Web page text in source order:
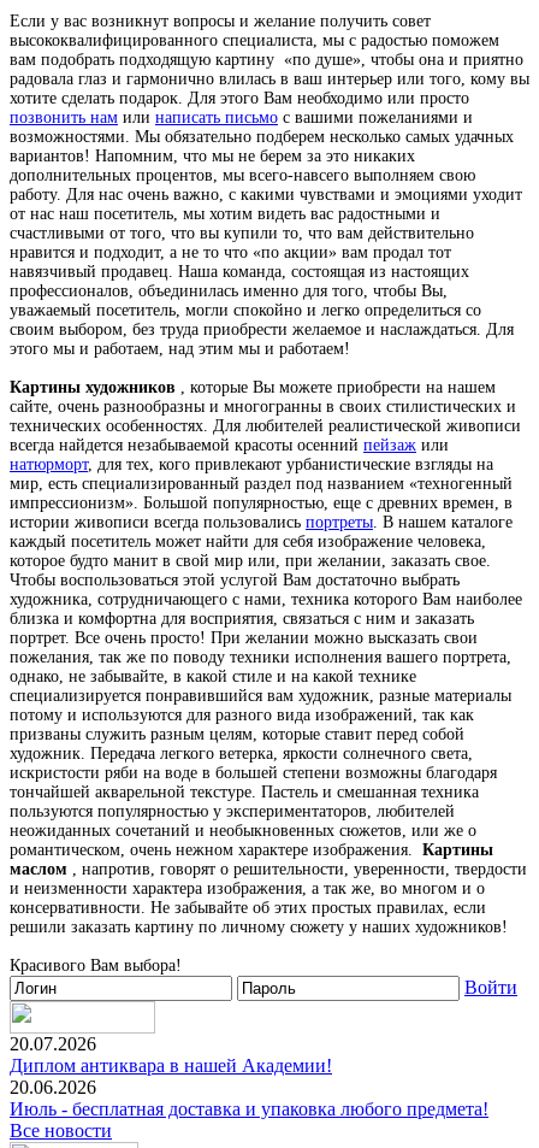
Если у вас возникнут вопросы и желание получить совет
высококвалифицированного специалиста, мы с радостью поможем
вам подобрать подходящую картину «по душе», чтобы она и приятно
радовала глаз и гармонично влилась в ваш интерьер или того, кому вы
хотите сделать подарок. Для этого Вам необходимо или просто
позвонить нам или написать письмо с вашими пожеланиями и
возможностями. Мы обязательно подберем несколько самых удачных
вариантов! Напомним, что мы не берем за это никаких
дополнительных процентов, мы всего-навсего выполняем свою
работу. Для нас очень важно, с какими чувствами и эмоциями уходит
от нас наш посетитель, мы хотим видеть вас радостными и
счастливыми от того, что вы купили то, что вам действительно
нравится и подходит, а не то что «по акции» вам продал тот
навязчивый продавец. Наша команда, состоящая из настоящих
профессионалов, объединилась именно для того, чтобы Вы,
уважаемый посетитель, могли спокойно и легко определиться со
своим выбором, без труда приобрести желаемое и наслаждаться. Для
этого мы и работаем, над этим мы и работаем!
Картины художников , которые Вы можете приобрести на нашем
сайте, очень разнообразны и многогранны в своих стилистических и
технических особенностях. Для любителей реалистической живописи
всегда найдется незабываемой красоты осенний пейзаж или
натюрморт, для тех, кого привлекают урбанистические взгляды на
мир, есть специализированный раздел под названием «техногенный
импрессионизм». Большой популярностью, еще с древних времен, в
истории живописи всегда пользовались портреты. В нашем каталоге
каждый посетитель может найти для себя изображение человека,
которое будто манит в свой мир или, при желании, заказать свое.
Чтобы воспользоваться этой услугой Вам достаточно выбрать
художника, сотрудничающего с нами, техника которого Вам наиболее
близка и комфортна для восприятия, связаться с ним и заказать
портрет. Все очень просто! При желании можно высказать свои
пожелания, так же по поводу техники исполнения вашего портрета,
однако, не забывайте, в какой стиле и на какой технике
специализируется понравившийся вам художник, разные материалы
потому и используются для разного вида изображений, так как
призваны служить разным целям, которые ставит перед собой
художник. Передача легкого ветерка, яркости солнечного света,
искристости ряби на воде в большей степени возможны благодаря
тончайшей акварельной текстуре. Пастель и смешанная техника
пользуются популярностью у экспериментаторов, любителей
неожиданных сочетаний и необыкновенных сюжетов, или же о
романтическом, очень нежном характере изображения. Картины
маслом , напротив, говорят о решительности, уверенности, твердости
и неизменности характера изображения, а так же, во многом и о
консервативности. Не забывайте об этих простых правилах, если
решили заказать картину по личному сюжету у наших художников!
Красивого Вам выбора!
Войти
20.07.2026
Диплом антиквара в нашей Академии!
20.06.2026
Июль - бесплатная доставка и упаковка любого предмета!
Все новости